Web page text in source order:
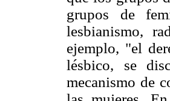
grupos de
lesbianismo,
ejemplo, "el
lésbico, se
mecanismo de